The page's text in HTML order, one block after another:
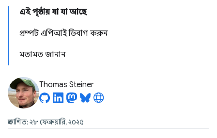
এই পৃষ্ঠায় যা যা আছে
প্রম্পট এপিআই ডিবাগ করুন
মতামত জানান
Thomas Steiner
প্রকাশিত: ২৮ ফেব্রুয়ারি, ২০২৫